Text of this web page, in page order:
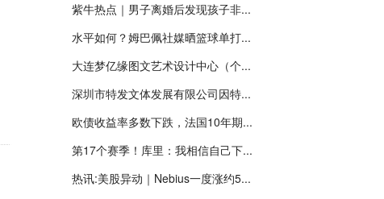
紫牛热点｜男子离婚后发现孩子非...
水平如何？姆巴佩社媒晒篮球单打...
大连梦亿缘图文艺术设计中心（个...
深圳市特发文体发展有限公司因特...
欧债收益率多数下跌，法国10年期...
第17个赛季！库里：我相信自己下...
热讯:美股异动｜Nebius一度涨约5...